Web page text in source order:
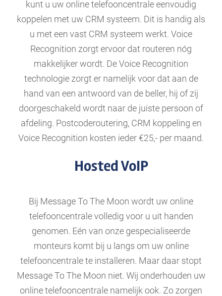
kunt u uw online telefooncentrale eenvoudig
koppelen met uw CRM systeem. Dit is handig als
u met een vast CRM systeem werkt. Voice
Recognition zorgt ervoor dat routeren nóg
makkelijker wordt. De Voice Recognition
technologie zorgt er namelijk voor dat aan de
hand van een antwoord van de beller, hij of zij
doorgeschakeld wordt naar de juiste persoon of
afdeling. Postcoderoutering, CRM koppeling en
Voice Recognition kosten ieder €25,- per maand.
Hosted VoIP
Bij Message To The Moon wordt uw online
telefooncentrale volledig voor u uit handen
genomen. Eén van onze gespecialiseerde
monteurs komt bij u langs om uw online
telefooncentrale te installeren. Maar daar stopt
Message To The Moon niet. Wij onderhouden uw
online telefooncentrale namelijk ook. Zo zorgen